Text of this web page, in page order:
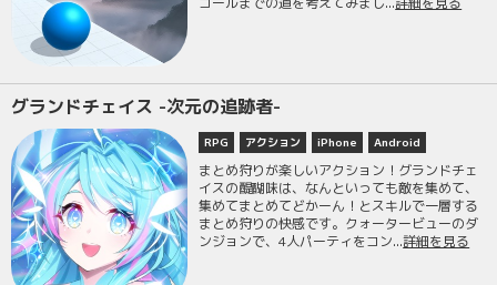
グランドチェイス -次元の追跡者-
RPG アクション iPhone Android
まとめ狩りが楽しいアクション！グランドチェ
イスの醍醐味は、なんといっても敵を集めて、
集めてまとめてどかーん！とスキルで一層する
まとめ狩りの快感です。クォータービューのダ
ンジョンで、4人パーティをコン...詳細を見る